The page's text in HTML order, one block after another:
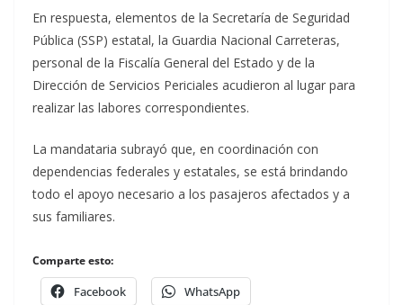
En respuesta, elementos de la Secretaría de Seguridad
Pública (SSP) estatal, la Guardia Nacional Carreteras,
personal de la Fiscalía General del Estado y de la
Dirección de Servicios Periciales acudieron al lugar para
realizar las labores correspondientes.
La mandataria subrayó que, en coordinación con
dependencias federales y estatales, se está brindando
todo el apoyo necesario a los pasajeros afectados y a
sus familiares.
Comparte esto:
Facebook WhatsApp